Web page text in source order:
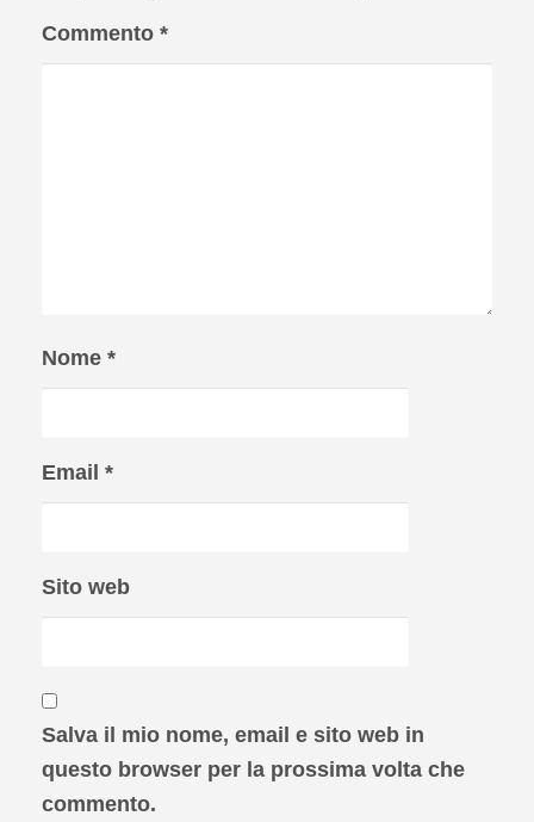
Commento *
Nome *
Email *
Sito web
Salva il mio nome, email e sito web in
questo browser per la prossima volta che
commento.